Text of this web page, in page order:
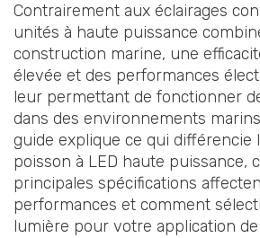
Contrairement aux éclairages
unités à haute puissance
construction marine, une
élevée et des performances
leur permettant de fonctionner
dans des environnements
guide explique ce qui différencie
poisson à LED haute puissance,
principales spécifications
performances et comment
lumière pour votre application